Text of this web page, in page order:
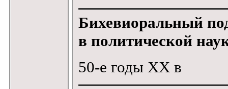
Бихевиоральный
в политической
50-е годы XX в